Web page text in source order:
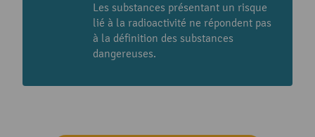
Les substances présentant un risque
lié à la radioactivité ne répondent pas
à la définition des substances
dangereuses.